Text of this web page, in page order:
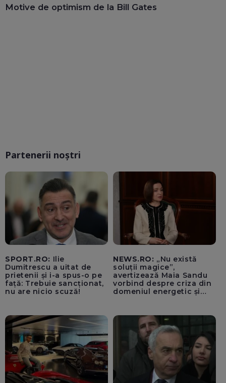
Motive de optimism de la Bill Gates
Partenerii noștri
SPORT.RO: Ilie
Dumitrescu a uitat de
prietenii și i-a spus-o pe
față: Trebuie sancționat,
nu are nicio scuză!
NEWS.RO: „Nu există
soluții magice”,
avertizează Maia Sandu
vorbind despre criza din
domeniul energetic și
economii: „Altfel vom
plăti tarife foarte mari”